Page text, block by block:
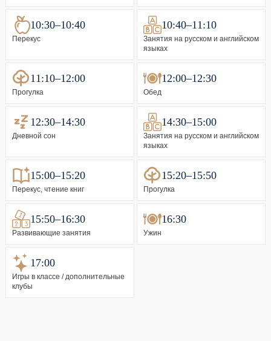
10:30–10:40
Перекус
10:40–11:10
Занятия на русском и английском
языках
11:10–12:00
Прогулка
12:00–12:30
Обед
12:30–14:30
Дневной сон
14:30–15:00
Занятия на русском и английском
языках
15:00–15:20
Перекус, чтение книг
15:20–15:50
Прогулка
15:50–16:30
Развивающие занятия
16:30
Ужин
17:00
Игры в классе / дополнительные
клубы